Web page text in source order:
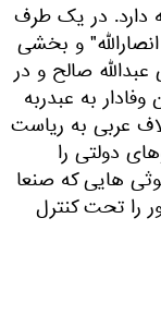
ادامه دارد. در یک طرف
و بخشی
صالح و در
به عبدربه
قرار دارند. از سال 2015 ائتلاف عربی به ریاست
دولتی را
هایی که صنعا
را تحت کنترل